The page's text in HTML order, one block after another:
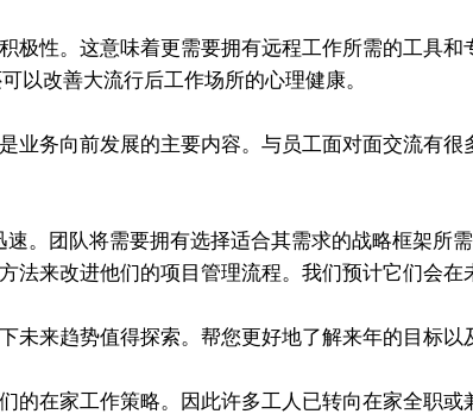
极性。这意味着更需要拥有远程工作所需的工具
以改善大流行后工作场所的心理健康。
业务向前发展的主要内容。与员工面对面交流有
。团队将需要拥有选择适合其需求的战略框架所
来改进他们的项目管理流程。我们预计它们会在
来趋势值得探索。帮您更好地了解来年的目标以
在家工作策略。因此许多工人已转向在家全职或